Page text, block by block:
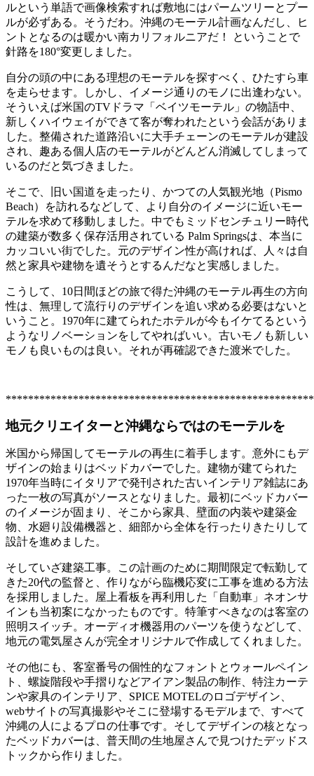
ルという単語で画像検索すれば敷地にはパームツリーとプー
ルが必ずある。そうだわ。沖縄のモーテル計画なんだし、ヒ
ントとなるのは暖かい南カリフォルニアだ！ ということで
針路を180°変更しました。
自分の頭の中にある理想のモーテルを探すべく、ひたすら車
を走らせます。しかし、イメージ通りのモノに出逢わない。
そういえば米国のTVドラマ「ベイツモーテル」の物語中、
新しくハイウェイができて客が奪われたという会話がありま
した。整備された道路沿いに大手チェーンのモーテルが建設
され、趣ある個人店のモーテルがどんどん消滅してしまって
いるのだと気づきました。
そこで、旧い国道を走ったり、かつての人気観光地（Pismo
Beach）を訪れるなどして、より自分のイメージに近いモー
テルを求めて移動しました。中でもミッドセンチュリー時代
の建築が数多く保存活用されている Palm Springsは、本当に
カッコいい街でした。元のデザイン性が高ければ、人々は自
然と家具や建物を遺そうとするんだなと実感しました。
こうして、10日間ほどの旅で得た沖縄のモーテル再生の方向
性は、無理して流行りのデザインを追い求める必要はないと
いうこと。1970年に建てられたホテルが今もイケてるという
ようなリノベーションをしてやればいい。古いモノも新しい
モノも良いものは良い。それが再確認できた渡米でした。
地元クリエイターと沖縄ならではのモーテルを
米国から帰国してモーテルの再生に着手します。意外にもデ
ザインの始まりはベッドカバーでした。建物が建てられた
1970年当時にイタリアで発刊された古いインテリア雑誌にあ
った一枚の写真がソースとなりました。最初にベッドカバー
のイメージが固まり、そこから家具、壁面の内装や建築金
物、水廻り設備機器と、細部から全体を行ったりきたりして
設計を進めました。
そしていざ建築工事。この計画のために期間限定で転勤して
きた20代の監督と、作りながら臨機応変に工事を進める方法
を採用しました。屋上看板を再利用した「自動車」ネオンサ
インも当初案になかったものです。特筆すべきなのは客室の
照明スイッチ。オーディオ機器用のパーツを使うなどして、
地元の電気屋さんが完全オリジナルで作成してくれました。
その他にも、客室番号の個性的なフォントとウォールペイン
ト、螺旋階段や手摺りなどアイアン製品の制作、特注カーテ
ンや家具のインテリア、SPICE MOTELのロゴデザイン、
webサイトの写真撮影やそこに登場するモデルまで、すべて
沖縄の人によるプロの仕事です。そしてデザインの核となっ
たベッドカバーは、普天間の生地屋さんで見つけたデッドス
トックから作りました。